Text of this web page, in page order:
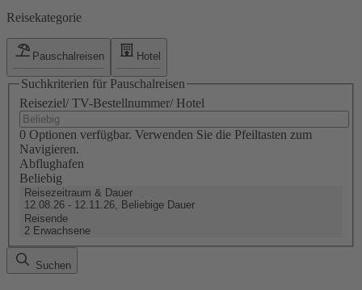
Reisekategorie
Pauschalreisen Hotel
Suchkriterien für Pauschalreisen
Reiseziel/ TV-Bestellnummer/ Hotel
0 Optionen verfügbar. Verwenden Sie die Pfeiltasten zum
Navigieren.
Abflughafen
Beliebig
Reisezeitraum & Dauer
12.08.26 - 12.11.26, Beliebige Dauer
Reisende
2 Erwachsene
Suchen